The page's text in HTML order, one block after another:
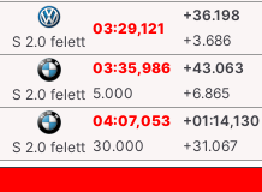
S 2.0 felett
03:29,121
+36.198
+3.686
S 2.0 felett
03:35,986
5.000
+43.063
+6.865
S 2.0 felett
04:07,053
30.000
+01:14,130
+31.067